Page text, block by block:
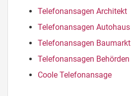
Telefonansagen Architekt
Telefonansagen Autohaus
Telefonansagen Baumarkt
Telefonansagen Behörden
Coole Telefonansage